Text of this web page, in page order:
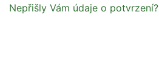
Nepřišly Vám údaje o potvrzení?